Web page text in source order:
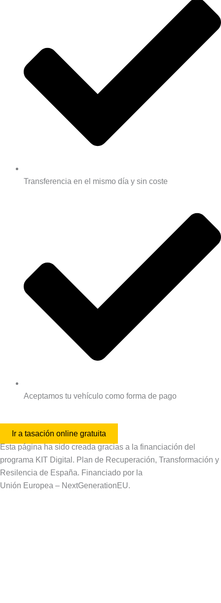
Transferencia en el mismo día y sin coste
Aceptamos tu vehículo como forma de pago
Ir a tasación online gratuita
Esta página ha sido creada gracias a la financiación del
programa KIT Digital. Plan de Recuperación, Transformación y
Resilencia de España. Financiado por la
Unión Europea – NextGenerationEU.